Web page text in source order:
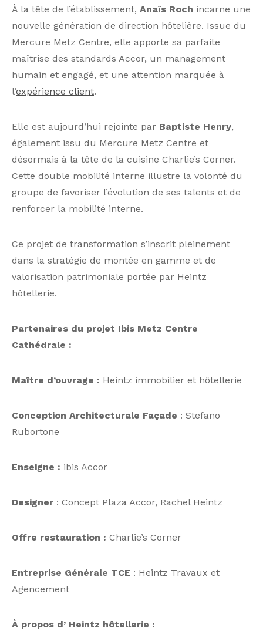
À la tête de l’établissement, Anaïs Roch incarne une
nouvelle génération de direction hôtelière. Issue du
Mercure Metz Centre, elle apporte sa parfaite
maîtrise des standards Accor, un management
humain et engagé, et une attention marquée à
l’expérience client.
Elle est aujourd’hui rejointe par Baptiste Henry,
également issu du Mercure Metz Centre et
désormais à la tête de la cuisine Charlie’s Corner.
Cette double mobilité interne illustre la volonté du
groupe de favoriser l’évolution de ses talents et de
renforcer la mobilité interne.
Ce projet de transformation s’inscrit pleinement
dans la stratégie de montée en gamme et de
valorisation patrimoniale portée par Heintz
hôtellerie.
Partenaires du projet Ibis Metz Centre
Cathédrale :
Maître d’ouvrage : Heintz immobilier et hôtellerie
Conception Architecturale Façade : Stefano
Rubortone
Enseigne : ibis Accor
Designer : Concept Plaza Accor, Rachel Heintz
Offre restauration : Charlie’s Corner
Entreprise Générale TCE : Heintz Travaux et
Agencement
À propos d’ Heintz hôtellerie :